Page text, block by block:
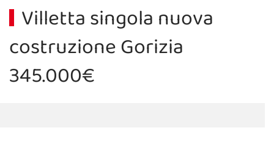
Villetta singola nuova
costruzione Gorizia
345.000€